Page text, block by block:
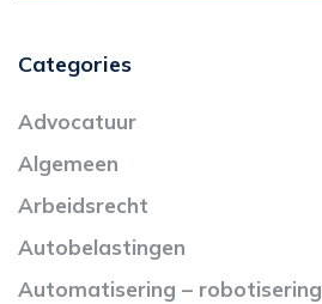
Categories
Advocatuur
Algemeen
Arbeidsrecht
Autobelastingen
Automatisering – robotisering